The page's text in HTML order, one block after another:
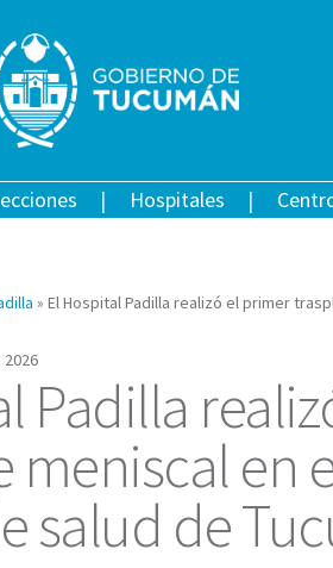
Hospitales
» El Hospital Padilla realizó el primer
2026
Padilla
meniscal en
salud de